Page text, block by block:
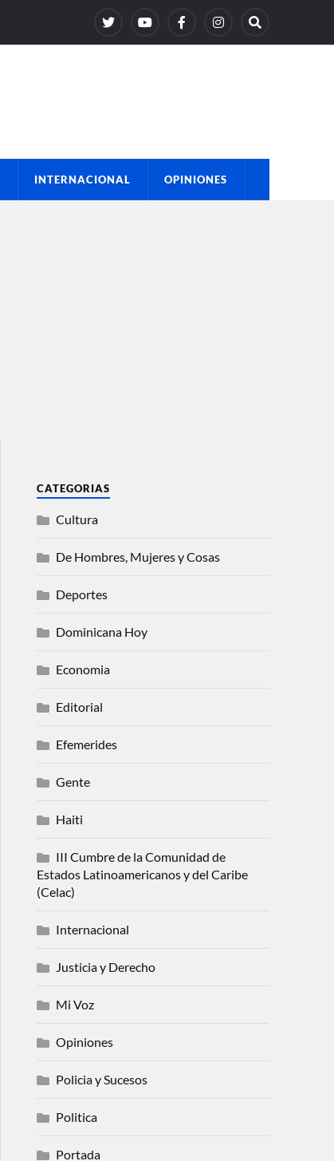
INTERNACIONAL OPINIONES
CATEGORIAS
Cultura
De Hombres, Mujeres y Cosas
Deportes
Dominicana Hoy
Economia
Editorial
Efemerides
Gente
Haiti
III Cumbre de la Comunidad de
Estados Latinoamericanos y del Caribe
(Celac)
Internacional
Justicia y Derecho
Mi Voz
Opiniones
Policia y Sucesos
Politica
Portada